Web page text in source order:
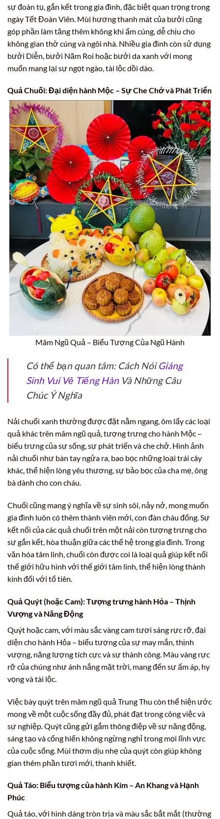
sự đoàn tụ, gắn kết trong gia đình, đặc biệt quan trọng trong
ngày Tết Đoàn Viên. Mùi hương thanh mát của bưởi cũng
góp phần làm tăng thêm không khí ấm cúng, dễ chịu cho
không gian thờ cúng và ngôi nhà. Nhiều gia đình còn sử dụng
bưởi Diễn, bưởi Năm Roi hoặc bưởi da xanh với mong
muốn mang lại sự ngọt ngào, tài lộc dồi dào.
Quả Chuối: Đại diện hành Mộc – Sự Che Chở và Phát Triển
Mâm Ngũ Quả – Biểu Tượng Của Ngũ Hành
Có thể bạn quan tâm: Cách NóiGiáng
Sinh Vui Vẻ Tiếng HànVà Những Câu
Chúc Ý Nghĩa
Nải chuối xanh thường được đặt nằm ngang, ôm lấy các loại
quả khác trên mâm ngũ quả, tượng trưng cho hành Mộc –
biểu trưng của sự sống, sự phát triển và che chở. Hình ảnh
nải chuối như bàn tay ngửa ra, bao bọc những loại trái cây
khác, thể hiện lòng yêu thương, sự bảo bọc của cha mẹ, ông
bà dành cho con cháu.
Chuối cũng mang ý nghĩa về sự sinh sôi, nảy nở, mong muốn
gia đình luôn có thêm thành viên mới, con đàn cháu đống. Sự
kết nối của các quả chuối trên một nải còn tượng trưng cho
sự gắn kết, hòa thuận giữa các thế hệ trong gia đình. Trong
văn hóa tâm linh, chuối còn được coi là loại quả giúp kết nối
thế giới hữu hình với thế giới tâm linh, thể hiện lòng thành
kính đối với tổ tiên.
Quả Quýt (hoặc Cam): Tượng trưng hành Hỏa – Thịnh
Vượng và Năng Động
Quýt hoặc cam, với màu sắc vàng cam tươi sáng rực rỡ, đại
diện cho hành Hỏa – biểu tượng của sự may mắn, thịnh
vượng, năng lượng tích cực và sự thành công. Màu vàng rực
rỡ của chúng như ánh nắng mặt trời, mang đến sự ấm áp, hy
vọng và tài lộc.
Việc bày quýt trên mâm ngũ quả Trung Thu còn thể hiện ước
mong về một cuộc sống đầy đủ, phát đạt trong công việc và
sự nghiệp. Quýt cũng gửi gắm thông điệp về sự năng động,
sáng tạo và cống hiến không ngừng nghỉ trong mọi lĩnh vực
của cuộc sống. Mùi thơm dịu nhẹ của quýt còn giúp không
gian thêm phần tươi mới, thanh khiết.
Quả Táo: Biểu tượng của hành Kim – An Khang và Hạnh
Phúc
Quả táo, với hình dáng tròn trịa và màu sắc bắt mắt (thường